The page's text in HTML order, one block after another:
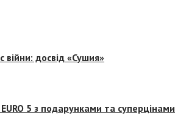
досвід «Сушия»
5 з подарунками та суперцінами